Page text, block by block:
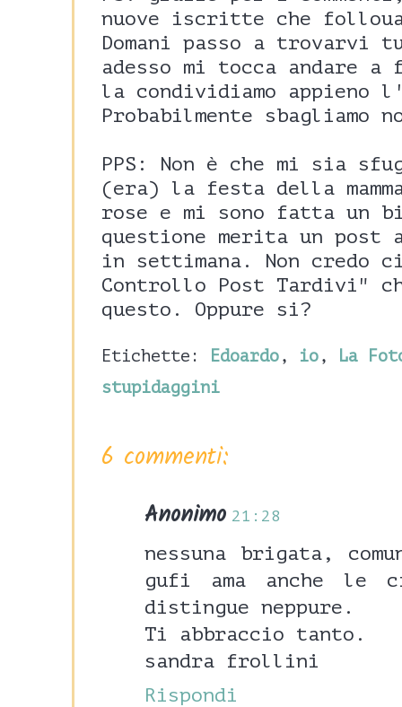
nuove iscritte che
Domani passo a
adesso mi tocca andare
la condividiamo
Probabilmente sbagliamo
PPS: Non è che mi sia
(era) la festa della
rose e mi sono fatta un
questione merita un post
in settimana. Non credo
Controllo Post Tardivi"
questo. Oppure si?
Etichette: Edoardo , io ,
La
stupidaggini
6 commenti:
Anonimo 21:28
nessuna brigata,
gufi ama anche le
distingue neppure.
Ti abbraccio tanto.
sandra frollini
Rispondi